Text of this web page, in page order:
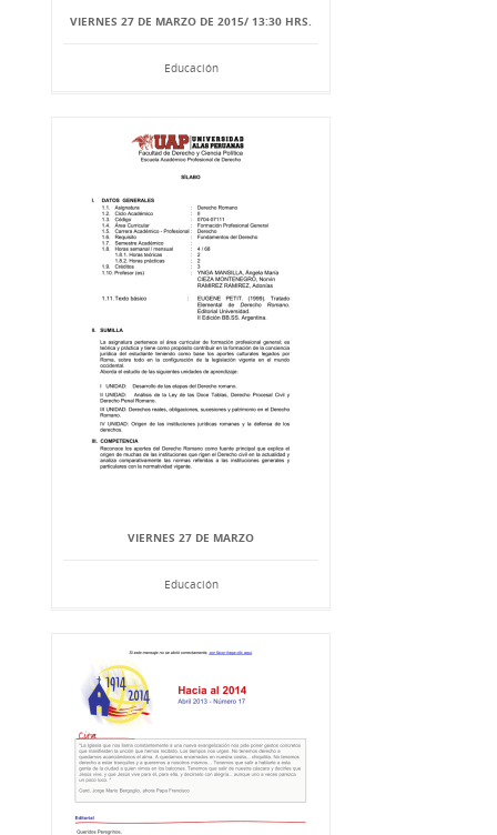
VIERNES 27 DE MARZO DE 2015/ 13:30 HRS.
Educación
VIERNES 27 DE MARZO
Educación